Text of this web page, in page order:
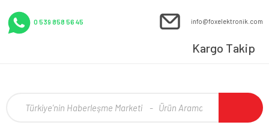
0 539 858 56 45 info@foxelektronik.com
Kargo Takip